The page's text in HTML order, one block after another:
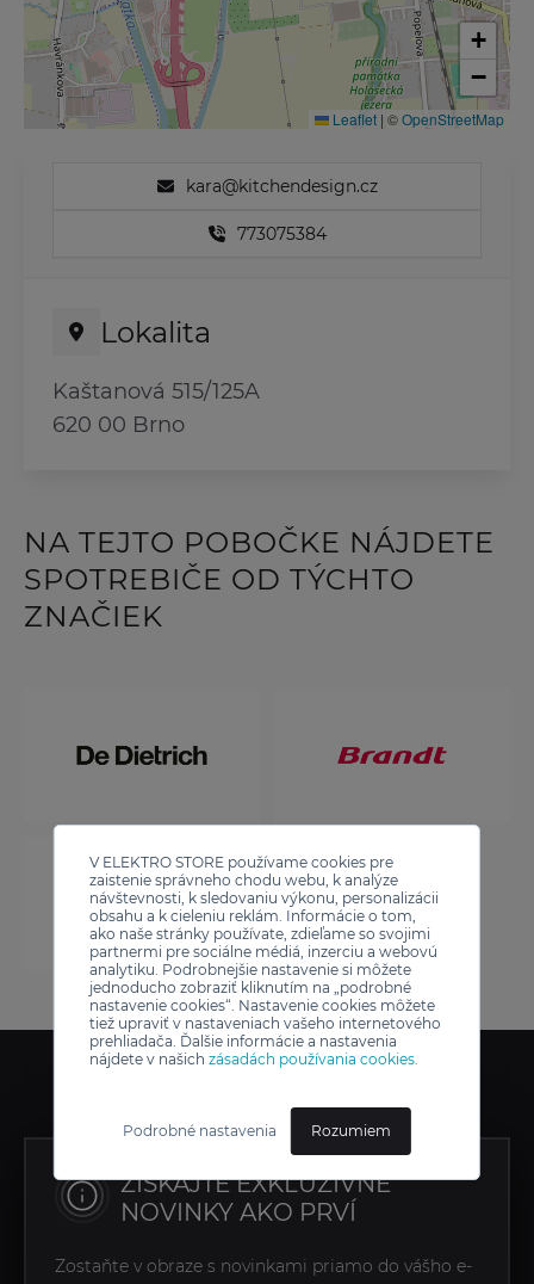
V ELEKTRO STORE používame cookies pre
zaistenie správneho chodu webu, k analýze
návštevnosti, k sledovaniu výkonu, personalizácii
obsahu a k cieleniu reklám. Informácie o tom,
ako naše stránky používate, zdieľame so svojimi
partnermi pre sociálne médiá, inzerciu a webovú
analytiku. Podrobnejšie nastavenie si môžete
jednoducho zobraziť kliknutím na „podrobné
nastavenie cookies“. Nastavenie cookies môžete
tiež upraviť v nastaveniach vašeho internetového
prehliadača. Ďalšie informácie a nastavenia
nájdete v našich zásadách používania cookies.
Podrobné nastavenia Rozumiem
kara@kitchendesign.cz
773075384
Lokalita
Kaštanová 515/125A
620 00 Brno
+
−
Leaflet | ©OpenStreetMap
NA TEJTO POBOČKE NÁJDETE
SPOTREBIČE OD TÝCHTO
ZNAČIEK
ZÍSKAJTE EXKLUZÍVNE
NOVINKY AKO PRVÍ
Zostaňte v obraze s novinkami priamo do vášho e-